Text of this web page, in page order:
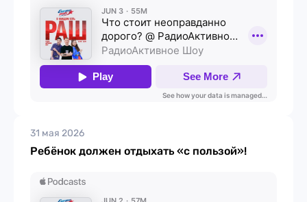
31 мая 2026
Ребёнок должен отдыхать «с пользой»!